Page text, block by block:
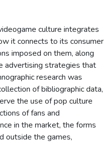
culture integrates
it connects to its consumer
imposed on them, along
advertising strategies that
research was
of bibliographic data,
the use of pop culture
of fans and
in the market, the forms
outside the games,